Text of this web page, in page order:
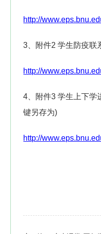
http://
3、附件2 学生防疫联
http://
4、附件3 学生上下学
键另存为)
http://